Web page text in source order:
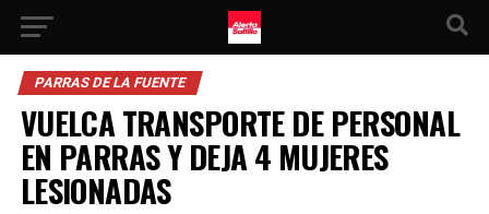
PARRAS DE LA FUENTE
VUELCA TRANSPORTE DE PERSONAL
EN PARRAS Y DEJA 4 MUJERES
LESIONADAS